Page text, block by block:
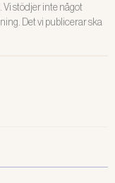
Vi stödjer inte något
Det vi publicerar ska